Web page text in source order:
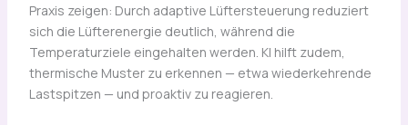
Praxis zeigen: Durch adaptive Lüftersteuerung reduziert
sich die Lüfterenergie deutlich, während die
Temperaturziele eingehalten werden. KI hilft zudem,
thermische Muster zu erkennen — etwa wiederkehrende
Lastspitzen — und proaktiv zu reagieren.